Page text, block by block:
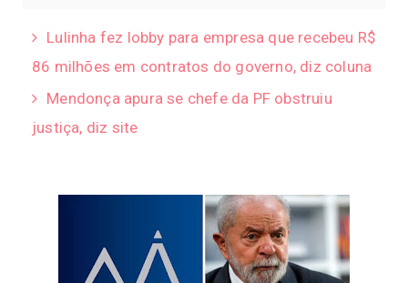
Lulinha fez lobby para empresa que recebeu R$
86 milhões em contratos do governo, diz coluna
Mendonça apura se chefe da PF obstruiu
justiça, diz site